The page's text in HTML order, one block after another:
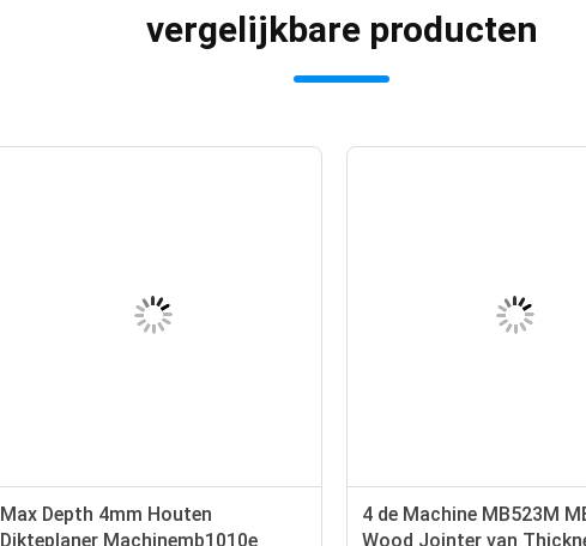
vergelijkbare producten
Max Depth 4mm Houten
Dikteplaner Machinemb1010e
4 de Machine MB523M
Wood Jointer van